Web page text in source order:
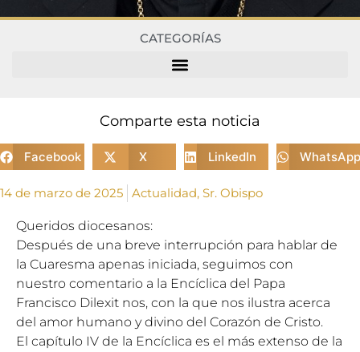
CATEGORÍAS
Comparte esta noticia
Facebook X LinkedIn WhatsApp
14 de marzo de 2025 Actualidad, Sr. Obispo
Queridos diocesanos:
Después de una breve interrupción para hablar de
la Cuaresma apenas iniciada, seguimos con
nuestro comentario a la Encíclica del Papa
Francisco Dilexit nos, con la que nos ilustra acerca
del amor humano y divino del Corazón de Cristo.
El capítulo IV de la Encíclica es el más extenso de la